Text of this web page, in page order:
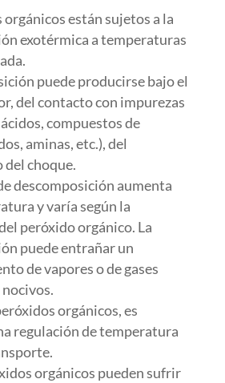
orgánicos están sujetos a la
exotérmica a temperaturas
puede producirse bajo el
del contacto con impurezas
compuestos de
aminas, etc.), del
choque.
descomposición aumenta
y varía según la
peróxido orgánico. La
puede entrañar un
de vapores o de gases
orgánicos, es
regulación de temperatura
orgánicos pueden sufrir